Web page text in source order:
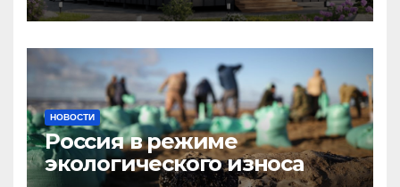
НОВОСТИ
Россия в режиме
экологического износа